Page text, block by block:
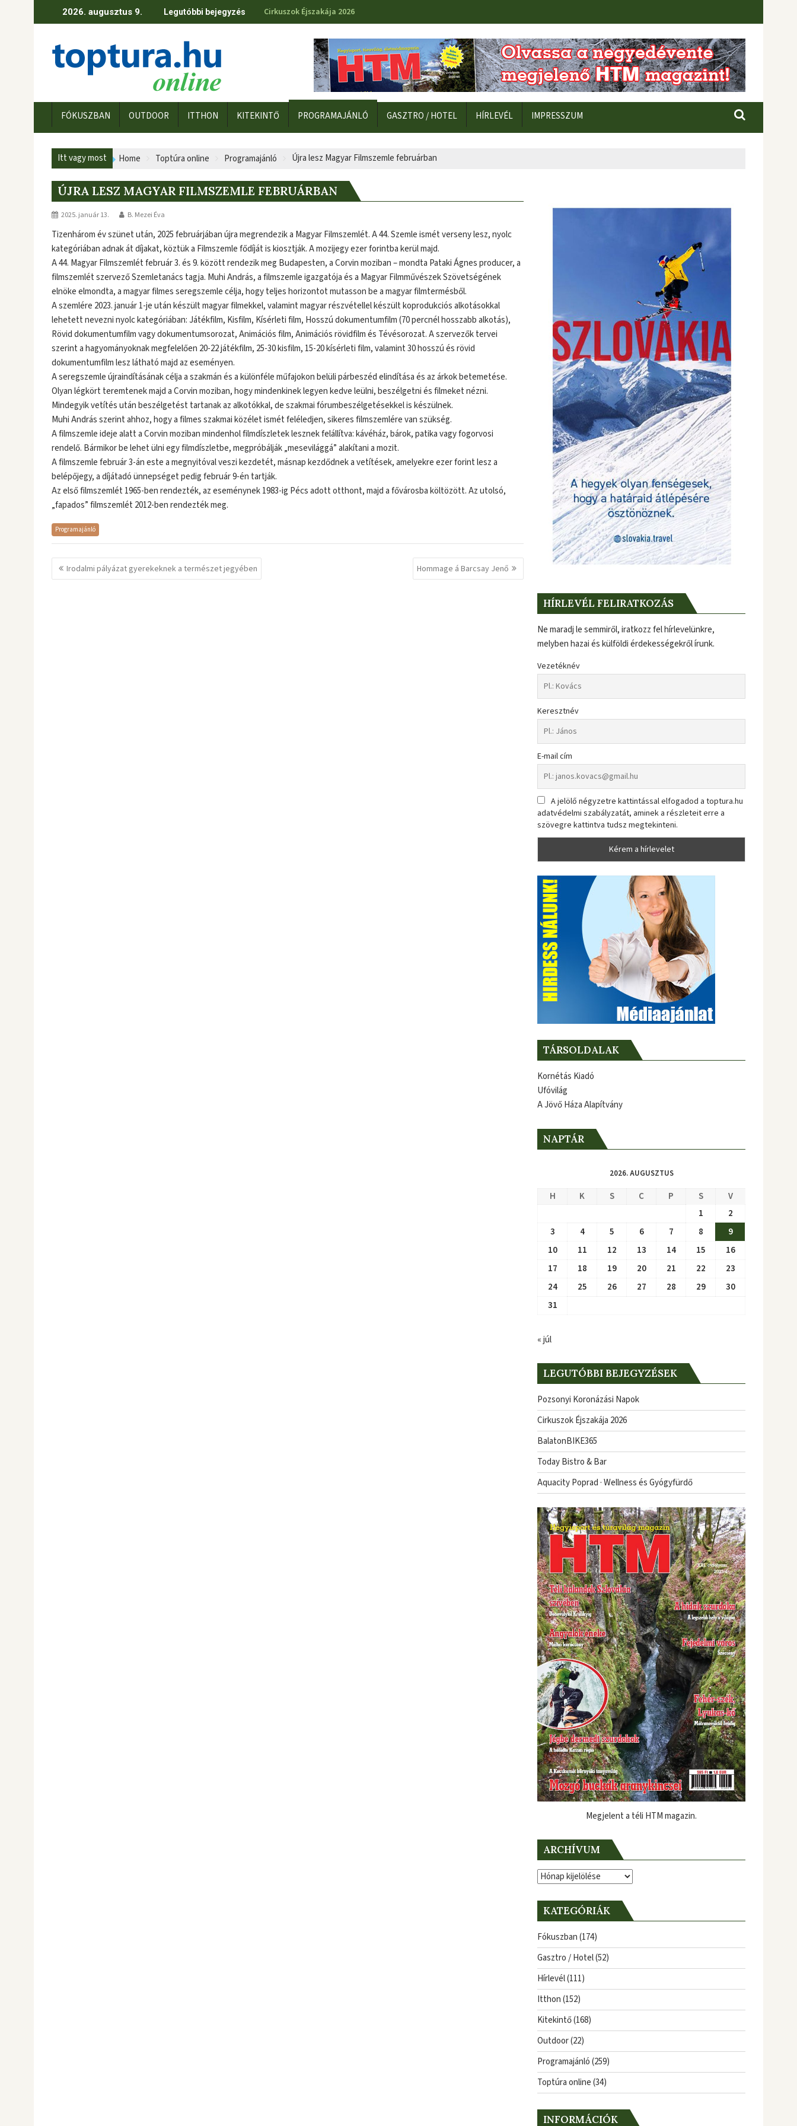
2026. augusztus 9. Legutóbbi bejegyzés Cirkuszok Éjszakája 2026
FÓKUSZBAN OUTDOOR ITTHON KITEKINTŐ PROGRAMAJÁNLÓ GASZTRO / HOTEL HÍRLEVÉL IMPRESSZUM
Itt vagy most Home Toptúra online Programajánló Újra lesz Magyar Filmszemle februárban
ÚJRA LESZ MAGYAR FILMSZEMLE FEBRUÁRBAN
2025. január 13. B. Mezei Éva
Tizenhárom év szünet után, 2025 februárjában újra megrendezik a Magyar Filmszemlét. A 44. Szemle ismét verseny lesz, nyolc
kategóriában adnak át díjakat, köztük a Filmszemle fődíját is kiosztják. A mozijegy ezer forintba kerül majd.
A 44. Magyar Filmszemlét február 3. és 9. között rendezik meg Budapesten, a Corvin moziban – mondta Pataki Ágnes producer, a
filmszemlét szervező Szemletanács tagja. Muhi András, a filmszemle igazgatója és a Magyar Filmművészek Szövetségének
elnöke elmondta, a magyar filmes seregszemle célja, hogy teljes horizontot mutasson be a magyar filmtermésből.
A szemlére 2023. január 1-je után készült magyar filmekkel, valamint magyar részvétellel készült koprodukciós alkotásokkal
lehetett nevezni nyolc kategóriában: Játékfilm, Kisfilm, Kísérleti film, Hosszú dokumentumfilm (70 percnél hosszabb alkotás),
Rövid dokumentumfilm vagy dokumentumsorozat, Animációs film, Animációs rövidfilm és Tévésorozat. A szervezők tervei
szerint a hagyományoknak megfelelően 20-22 játékfilm, 25-30 kisfilm, 15-20 kísérleti film, valamint 30 hosszú és rövid
dokumentumfilm lesz látható majd az eseményen.
A seregszemle újraindításának célja a szakmán és a különféle műfajokon belüli párbeszéd elindítása és az árkok betemetése.
Olyan légkört teremtenek majd a Corvin moziban, hogy mindenkinek legyen kedve leülni, beszélgetni és filmeket nézni.
Mindegyik vetítés után beszélgetést tartanak az alkotókkal, de szakmai fórumbeszélgetésekkel is készülnek.
Muhi András szerint ahhoz, hogy a filmes szakmai közélet ismét feléledjen, sikeres filmszemlére van szükség.
A filmszemle ideje alatt a Corvin moziban mindenhol filmdíszletek lesznek felállítva: kávéház, bárok, patika vagy fogorvosi
rendelő. Bármikor be lehet ülni egy filmdíszletbe, megpróbálják „mesevilággá” alakítani a mozit.
A filmszemle február 3-án este a megnyitóval veszi kezdetét, másnap kezdődnek a vetítések, amelyekre ezer forint lesz a
belépőjegy, a díjátadó ünnepséget pedig február 9-én tartják.
Az első filmszemlét 1965-ben rendezték, az eseménynek 1983-ig Pécs adott otthont, majd a fővárosba költözött. Az utolsó,
„fapados” filmszemlét 2012-ben rendezték meg.
Programajánló
Bejegyzés
navigáció
Irodalmi pályázat gyerekeknek a természet jegyében Hommage á Barcsay Jenő
HÍRLEVÉL FELIRATKOZÁS
Ne maradj le semmiről, iratkozz fel hírlevelünkre,
melyben hazai és külföldi érdekességekről írunk.
Vezetéknév
Keresztnév
E-mail cím
A jelölő négyzetre kattintással elfogadod a toptura.hu
adatvédelmi szabályzatát, aminek a részleteit erre a
szövegre kattintva tudsz megtekinteni.
TÁRSOLDALAK
Kornétás Kiadó
Ufóvilág
A Jövő Háza Alapítvány
NAPTÁR
2026. AUGUSZTUS
H K S C P S
V
1
2
3
4 5 6 7 8
9
10
11 12 13 14 15
16
17
18 19 20 21 22
23
24
25 26 27 28 29
30
31
« júl
LEGUTÓBBI BEJEGYZÉSEK
Pozsonyi Koronázási Napok
Cirkuszok Éjszakája 2026
BalatonBIKE365
Today Bistro & Bar
Aquacity Poprad · Wellness és Gyógyfürdő
Megjelent a téli HTM magazin.
ARCHÍVUM
Archívum
KATEGÓRIÁK
Fókuszban(174)
Gasztro / Hotel(52)
Hírlevél(111)
Itthon(152)
Kitekintő(168)
Outdoor(22)
Programajánló(259)
Toptúra online(34)
INFORMÁCIÓK